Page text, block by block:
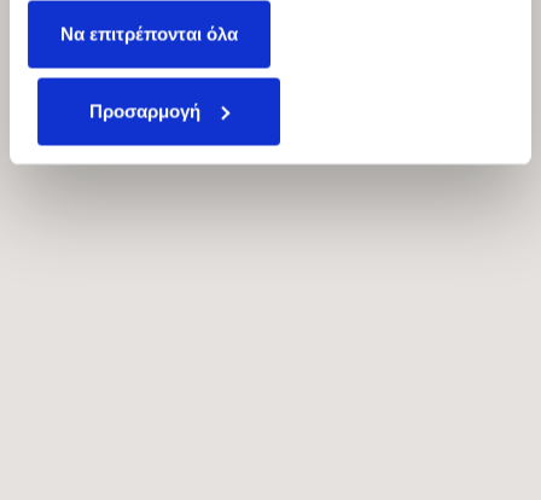
έχουν συλλέξει σε σχέση με την από μέρους σας χρήση
των υπηρεσιών τους.
Να επιτρέπονται όλα
Προσαρμογή